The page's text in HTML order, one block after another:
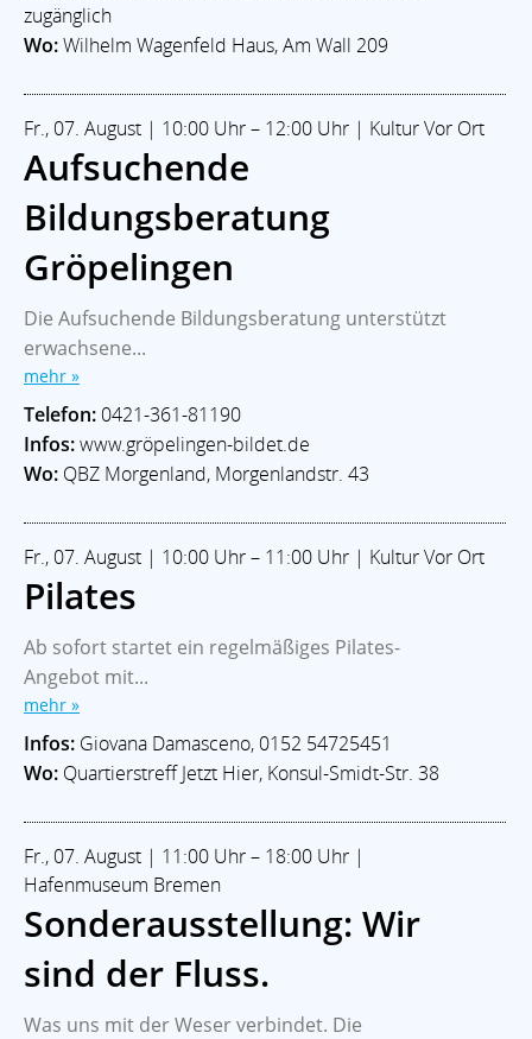
zugänglich
Wo:Wilhelm Wagenfeld Haus, Am Wall 209
Fr., 07. August | 10:00 Uhr – 12:00 Uhr | Kultur Vor Ort
Aufsuchende
Bildungsberatung
Gröpelingen
Die Aufsuchende Bildungsberatung unterstützt
erwachsene...
mehr »
Telefon: 0421-361-81190
Infos:www.gröpelingen-bildet.de
Wo: QBZ Morgenland, Morgenlandstr. 43
Fr., 07. August | 10:00 Uhr – 11:00 Uhr | Kultur Vor Ort
Pilates
Ab sofort startet ein regelmäßiges Pilates-
Angebot mit...
mehr »
Infos: Giovana Damasceno, 0152 54725451
Wo: Quartierstreff Jetzt Hier, Konsul-Smidt-Str. 38
Fr., 07. August | 11:00 Uhr – 18:00 Uhr |
Hafenmuseum Bremen
Sonderausstellung: Wir
sind der Fluss.
Was uns mit der Weser verbindet. Die